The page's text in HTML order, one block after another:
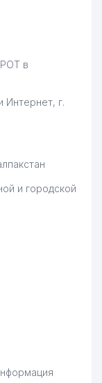
в
Интернет, г.
и городской